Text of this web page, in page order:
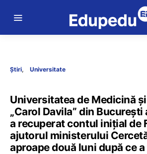
Știri Universitate
Universitatea de Medicină
„Carol Davila” din
a recuperat contul inițial de
ajutorul ministerului
aproape două luni după ce